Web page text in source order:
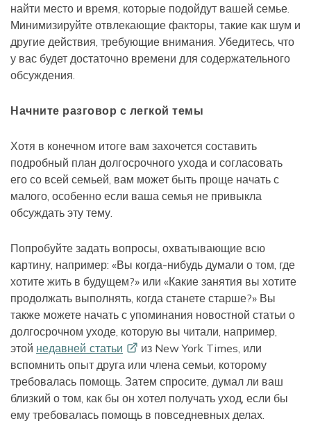
найти место и время, которые подойдут вашей семье.
Минимизируйте отвлекающие факторы, такие как шум и
другие действия, требующие внимания. Убедитесь, что
у вас будет достаточно времени для содержательного
обсуждения.
Начните разговор с легкой темы
Хотя в конечном итоге вам захочется составить
подробный план долгосрочного ухода и согласовать
его со всей семьей, вам может быть проще начать с
малого, особенно если ваша семья не привыкла
обсуждать эту тему.
Попробуйте задать вопросы, охватывающие всю
картину, например: «Вы когда-нибудь думали о том, где
хотите жить в будущем?» или «Какие занятия вы хотите
продолжать выполнять, когда станете старше?» Вы
также можете начать с упоминания новостной статьи о
долгосрочном уходе, которую вы читали, например,
этой недавней статьи
из New York Times, или
вспомнить опыт друга или члена семьи, которому
требовалась помощь. Затем спросите, думал ли ваш
близкий о том, как бы он хотел получать уход, если бы
ему требовалась помощь в повседневных делах.